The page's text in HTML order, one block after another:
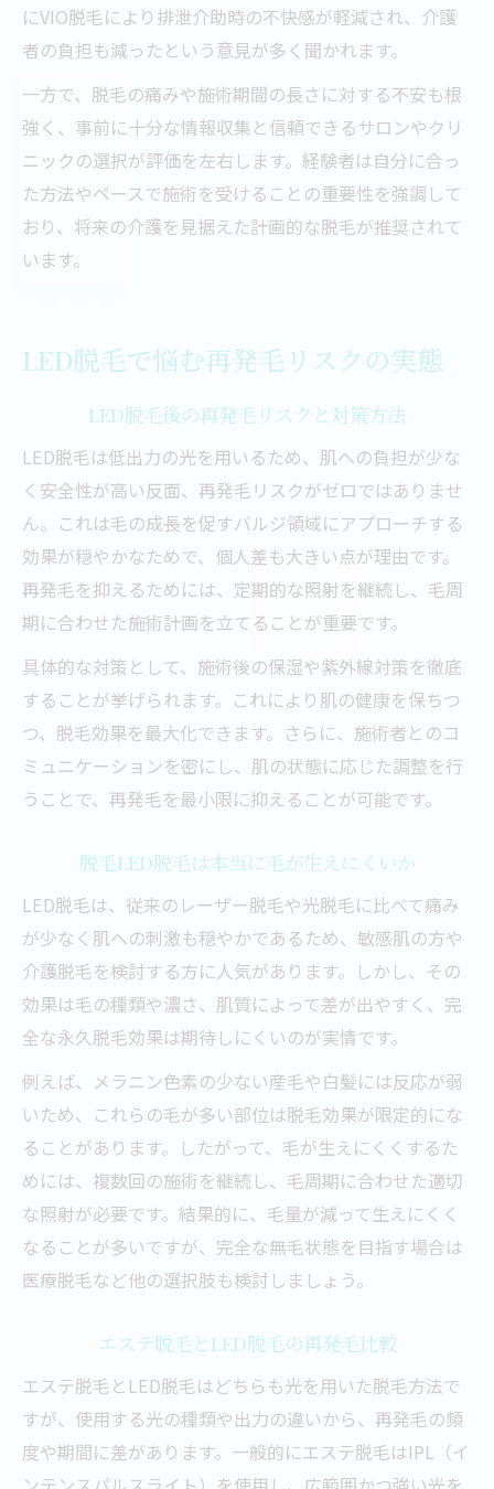
にVIO脱毛により排泄介助時の不快感が軽減され、介護
者の負担も減ったという意見が多く聞かれます。
一方で、脱毛の痛みや施術期間の長さに対する不安も根
強く、事前に十分な情報収集と信頼できるサロンやクリ
ニックの選択が評価を左右します。経験者は自分に合っ
た方法やペースで施術を受けることの重要性を強調して
おり、将来の介護を見据えた計画的な脱毛が推奨されて
います。
LED脱毛で悩む再発毛リスクの実態
LED脱毛後の再発毛リスクと対策方法
LED脱毛は低出力の光を用いるため、肌への負担が少な
く安全性が高い反面、再発毛リスクがゼロではありませ
ん。これは毛の成長を促すバルジ領域にアプローチする
効果が穏やかなためで、個人差も大きい点が理由です。
再発毛を抑えるためには、定期的な照射を継続し、毛周
期に合わせた施術計画を立てることが重要です。
具体的な対策として、施術後の保湿や紫外線対策を徹底
することが挙げられます。これにより肌の健康を保ちつ
つ、脱毛効果を最大化できます。さらに、施術者とのコ
ミュニケーションを密にし、肌の状態に応じた調整を行
うことで、再発毛を最小限に抑えることが可能です。
脱毛LED脱毛は本当に毛が生えにくいか
LED脱毛は、従来のレーザー脱毛や光脱毛に比べて痛み
が少なく肌への刺激も穏やかであるため、敏感肌の方や
介護脱毛を検討する方に人気があります。しかし、その
効果は毛の種類や濃さ、肌質によって差が出やすく、完
全な永久脱毛効果は期待しにくいのが実情です。
例えば、メラニン色素の少ない産毛や白髪には反応が弱
いため、これらの毛が多い部位は脱毛効果が限定的にな
ることがあります。したがって、毛が生えにくくするた
めには、複数回の施術を継続し、毛周期に合わせた適切
な照射が必要です。結果的に、毛量が減って生えにくく
なることが多いですが、完全な無毛状態を目指す場合は
医療脱毛など他の選択肢も検討しましょう。
エステ脱毛とLED脱毛の再発毛比較
エステ脱毛とLED脱毛はどちらも光を用いた脱毛方法で
すが、使用する光の種類や出力の違いから、再発毛の頻
度や期間に差があります。一般的にエステ脱毛はIPL（イ